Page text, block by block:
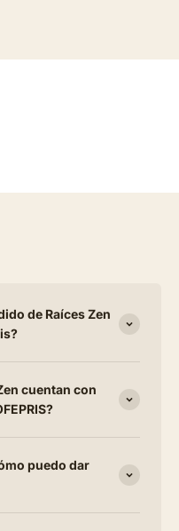
de Raíces Zen
cuentan con
puedo dar